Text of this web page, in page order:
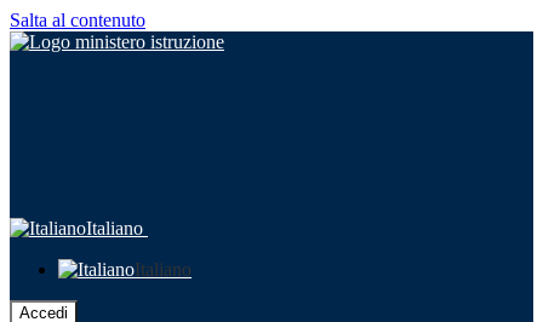
Salta al contenuto
Italiano
Italiano
Accedi